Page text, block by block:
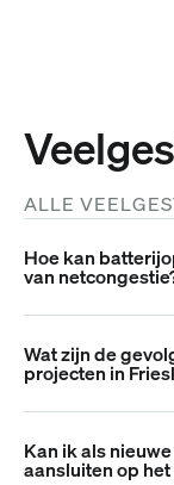
ALLE
Hoe kan
van
Wat zijn de
projecten in
Kan ik als
aansluiten op